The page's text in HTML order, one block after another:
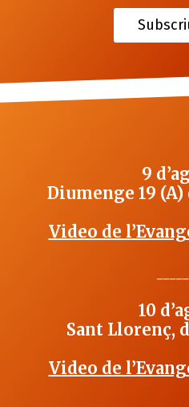
9
Diumenge 19
Video de
10
Sant Llorenç,
Video de